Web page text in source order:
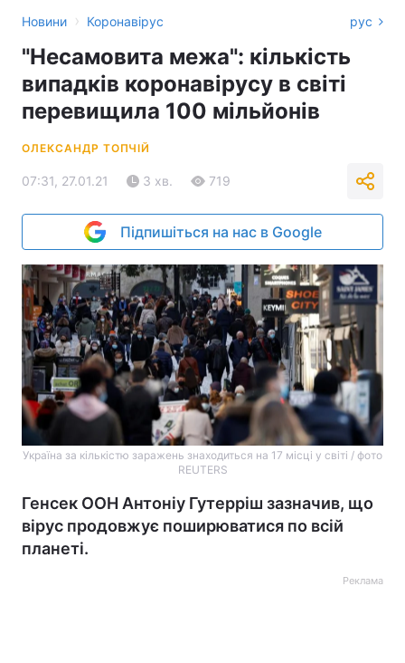
Новини › Коронавірус рус
"Несамовита межа": кількість
випадків коронавірусу в світі
перевищила 100 мільйонів
ОЛЕКСАНДР ТОПЧІЙ
07:31, 27.01.21 3 хв. 719
Підпишіться на нас в Google
Україна за кількістю заражень знаходиться на 17 місці у світі / фото
REUTERS
Генсек ООН Антоніу Гутерріш зазначив, що
вірус продовжує поширюватися по всій
планеті.
Реклама